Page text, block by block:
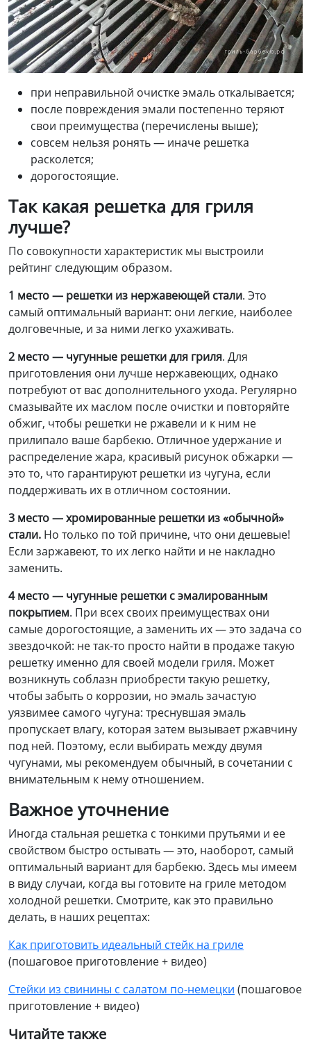
при неправильной очистке эмаль откалывается;
после повреждения эмали постепенно теряют
свои преимущества (перечислены выше);
совсем нельзя ронять — иначе решетка
расколется;
дорогостоящие.
Так какая решетка для гриля
лучше?
По совокупности характеристик мы выстроили
рейтинг следующим образом.
1 место— решетки из нержавеющей стали. Это
самый оптимальный вариант: они легкие, наиболее
долговечные, и за ними легко ухаживать.
2 место— чугунные решетки для гриля. Для
приготовления они лучше нержавеющих, однако
потребуют от вас дополнительного ухода. Регулярно
смазывайте их маслом после очистки и повторяйте
обжиг, чтобы решетки не ржавели и к ним не
прилипало ваше барбекю. Отличное удержание и
распределение жара, красивый рисунок обжарки —
это то, что гарантируют решетки из чугуна, если
поддерживать их в отличном состоянии.
3 место—хромированные решетки из «обычной»
стали. Но только по той причине, что они дешевые!
Если заржавеют, то их легко найти и не накладно
заменить.
4 место— чугунные решетки с эмалированным
покрытием. При всех своих преимуществах они
самые дорогостоящие, а заменить их — это задача со
звездочкой: не так-то просто найти в продаже такую
решетку именно для своей модели гриля. Может
возникнуть соблазн приобрести такую решетку,
чтобы забыть о коррозии, но эмаль зачастую
уязвимее самого чугуна: треснувшая эмаль
пропускает влагу, которая затем вызывает ржавчину
под ней. Поэтому, если выбирать между двумя
чугунами, мы рекомендуем обычный, в сочетании с
внимательным к нему отношением.
Важное уточнение
Иногда стальная решетка с тонкими прутьями и ее
свойством быстро остывать — это, наоборот, самый
оптимальный вариант для барбекю. Здесь мы имеем
в виду случаи, когда вы готовите на гриле методом
холодной решетки. Смотрите, как это правильно
делать, в наших рецептах:
Как приготовить идеальный стейк на гриле
(пошаговое приготовление + видео)
Стейки из свинины с салатом по-немецки (пошаговое
приготовление + видео)
Читайте также